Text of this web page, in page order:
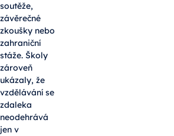
soutěže,
závěrečné
zkoušky nebo
zahraniční
stáže. Školy
zároveň
ukázaly, že
vzdělávání se
zdaleka
neodehrává
jen v